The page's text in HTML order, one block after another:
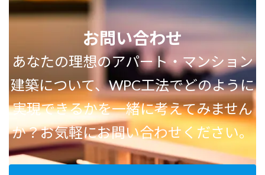
お問い合わせ
あなたの理想のアパート・マンション
建築について、WPC工法でどのように
実現できるかを一緒に考えてみません
か？お気軽にお問い合わせください。